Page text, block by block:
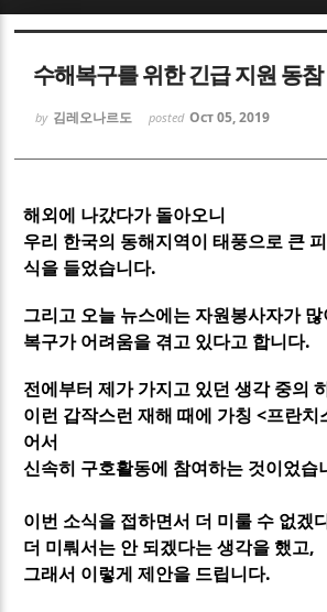
수해복구를 위한 긴급 지원 동
by 김레오나르도 posted Oct 05, 2019
해외에 나갔다가 돌아오니
우리 한국의 동해지역이 태풍으로 큰
식을 들었습니다.
그리고 오늘 뉴스에는 자원봉사자가
복구가 어려움을 겪고 있다고 합니다.
전에부터 제가 가지고 있던 생각 중의
이런 갑작스런 재해 때에 가칭 <프란치
어서
신속히 구호활동에 참여하는 것이었습
이번 소식을 접하면서 더 미룰 수 없겠
더 미뤄서는 안 되겠다는 생각을 했고,
그래서 이렇게 제안을 드립니다.
Sketchbook5, 스케
Sketchbook5, 스케
Sketchbook5, 스케
Sketchbook5, 스케